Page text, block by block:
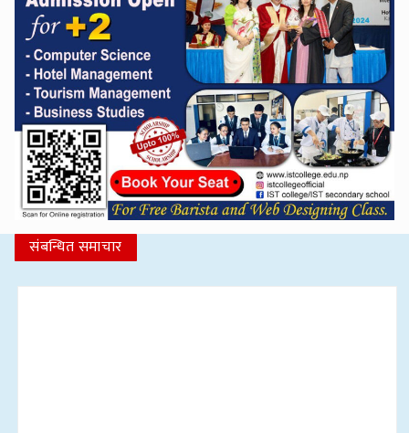
संबन्धित समाचार